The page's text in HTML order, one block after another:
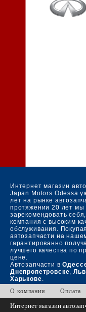
Интернет магазин
Japan Motors Odessa
лет на рынке
протяжении 20 лет мы
зарекомендовать себя,
компания с высоким
обслуживания. Покупая
автозапчасти на
гарантированно
лучшего качества по
цене.
Автозапчасти в
Днепропетровске ,
Харькове
О компании Оплата
Интернет магазин